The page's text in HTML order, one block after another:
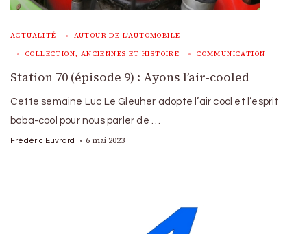
ACTUALITÉ AUTOUR DE L'AUTOMOBILE
COLLECTION, ANCIENNES ET HISTOIRE COMMUNICATION
Station 70 (épisode 9) : Ayons l’air-cooled
Cette semaine Luc Le Gleuher adopte l’air cool et l’esprit
baba-cool pour nous parler de …
Frédéric Euvrard 6 mai 2023